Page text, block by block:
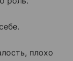
плохо